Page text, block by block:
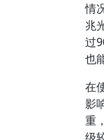
情
兆
过
也
在
影
重